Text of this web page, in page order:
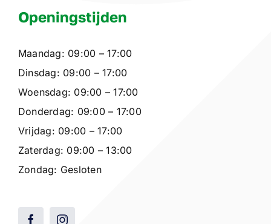
Openingstijden
Maandag: 09:00 – 17:00
Dinsdag: 09:00 – 17:00
Woensdag: 09:00 – 17:00
Donderdag: 09:00 – 17:00
Vrijdag: 09:00 – 17:00
Zaterdag: 09:00 – 13:00
Zondag: Gesloten